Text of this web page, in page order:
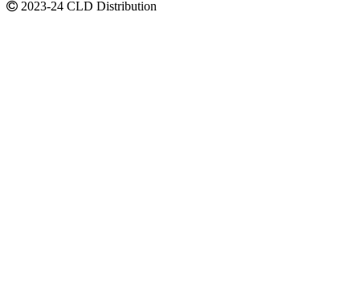
2023-24 CLD Distribution